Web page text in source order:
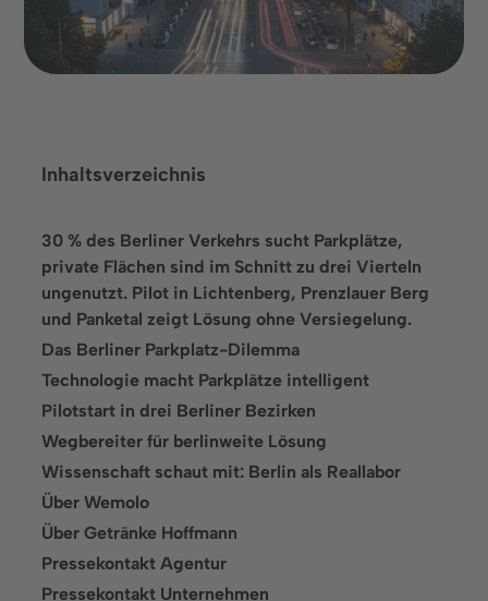
Inhaltsverzeichnis
30 % des Berliner Verkehrs sucht Parkplätze,
private Flächen sind im Schnitt zu drei Vierteln
ungenutzt. Pilot in Lichtenberg, Prenzlauer Berg
und Panketal zeigt Lösung ohne Versiegelung.
Das Berliner Parkplatz-Dilemma
Technologie macht Parkplätze intelligent
Pilotstart in drei Berliner Bezirken
Wegbereiter für berlinweite Lösung
Wissenschaft schaut mit: Berlin als Reallabor
Über Wemolo
Über Getränke Hoffmann
Pressekontakt Agentur
Pressekontakt Unternehmen
Sprache
Lösungen
Parkraumüberwachung
Parkraumbewirtschaftung
Parkplatzvermietung
Branchen
Finanzdienstleistungen
Freizeitanlagen